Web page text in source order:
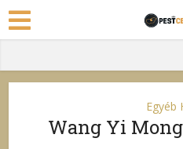
Egyéb
Wang Yi